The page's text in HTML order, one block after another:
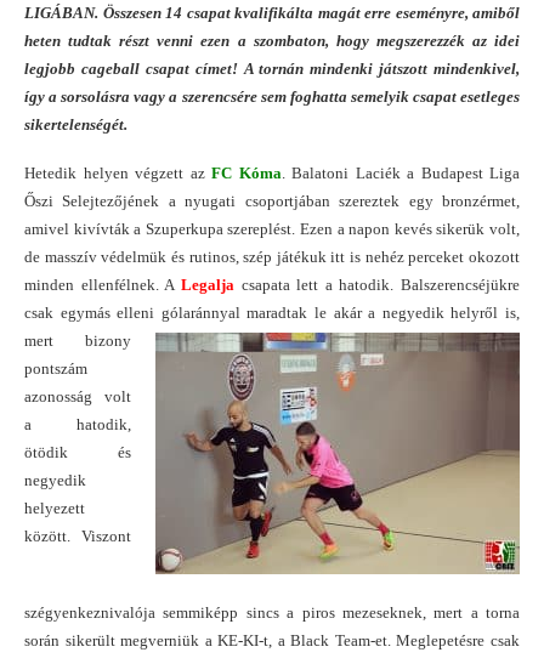
LIGÁBAN. Összesen 14 csapat kvalifikálta magát erre eseményre, amiből
heten tudtak részt venni ezen a szombaton, hogy megszerezzék az idei
legjobb cageball csapat címet! A tornán mindenki játszott mindenkivel,
így a sorsolásra vagy a szerencsére sem foghatta semelyik csapat esetleges
sikertelenségét.
Hetedik helyen végzett az FC Kóma. Balatoni Laciék a Budapest Liga
Őszi Selejtezőjének a nyugati csoportjában szereztek egy bronzérmet,
amivel kivívták a Szuperkupa szereplést. Ezen a napon kevés sikerük volt,
de masszív védelmük és rutinos, szép játékuk itt is nehéz perceket okozott
minden ellenfélnek. A Legaljacsapata lett a hatodik. Balszerencséjükre
csak egymás elleni gólaránnyal maradtak le akár a negyedik helyről is,
mert bizony
pontszám
azonosság volt
a hatodik,
ötödik és
negyedik
helyezett
között. Viszont
szégyenkeznivalója semmiképp sincs a piros mezeseknek, mert a torna
során sikerült megverniük a KE-KI-t, a Black Team-et. Meglepetésre csak